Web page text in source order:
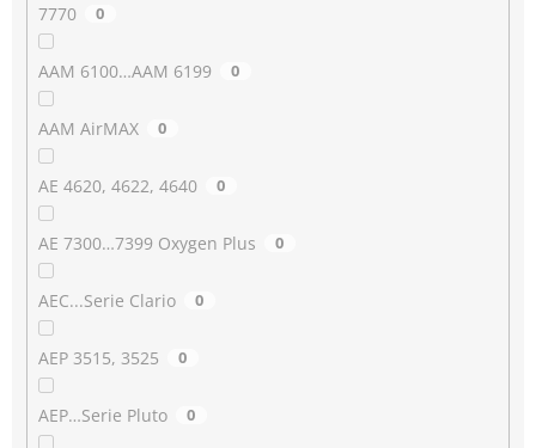
7770 0
AAM 6100…AAM 6199 0
AAM AirMAX 0
AE 4620, 4622, 4640 0
AE 7300…7399 Oxygen Plus 0
AEC...Serie Clario 0
AEP 3515, 3525 0
AEP…Serie Pluto 0